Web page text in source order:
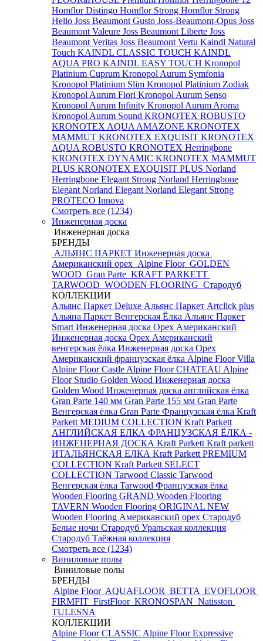
Homflor Distingo Homflor Strong Homflor Strong
Helio Joss Beaumont Gusto Joss-Beaumont-Opus Joss
Beaumont Valeure Joss Beaumont Liberte Joss
Beaumont Veritas Joss Beaumont Vertu Kaindl Natural
Touch KAINDL CLASSIC TOUCH KAINDL
AQUA PRO KAINDL EASY TOUCH Kronopol
Platinium Cuprum Kronopol Aurum Symfonia
Kronopol Platinium Slim Kronopol Platinium Zodiak
Kronopol Aurum Fiori Kronopol Aurum Senso
Kronopol Aurum Infinity Kronopol Aurum Aroma
Kronopol Aurum Sound KRONOTEX ROBUSTO
KRONOTEX AQUA AMAZONE KRONOTEX
MAMMUT KRONOTEX EXQUISIT KRONOTEX
AQUA ROBUSTO KRONOTEX Herringbone
KRONOTEX DYNAMIC KRONOTEX MAMMUT
PLUS KRONOTEX EXQUISIT PLUS Norland
Herringbone Elegant Strong Norland Herringbone
Elegant Norland Elegant Norland Elegant Strong
PROTECO Innova
Смотреть все (1234)
Инженерная доска
Инженерная доска
БРЕНДЫ
АЛЬЯНС ПАРКЕТ Инженерная доска
Американский орех Alpine Floor GOLDEN
WOOD Gran Parte KRAFT PARKETT
TARWOOD WOODEN FLOORING Стародуб
КОЛЛЕКЦИИ
Альянс Паркет Deluxe Альянс Паркет Artclick plus
Альяна Паркет Венгерская Ёлка Альянс Паркет
Smart Инженерная доска Орех Американский
Инженерная доска Орех Американский
венгерская ёлка Инженерная доска Орех
Американский французская ёлка Alpine Floor Villa
Alpine Floor Castle Alpine Floor CHATEAU Alpine
Floor Studio Golden Wood Инженерная доска
Golden Wood Инженерная доска английская ёлка
Gran Parte 140 мм Gran Parte 155 мм Gran Parte
Венгерская ёлка Gran Parte Французская ёлка Kraft
Parkett MEDIUM COLLECTION Kraft Parkett
АНГЛИЙСКАЯ ЕЛКА ФРАНЦУЗСКАЯ ЁЛКА -
ИНЖЕНЕРНАЯ ДОСКА Kraft Parkett Kraft parkett
ИТАЛЬЯНСКАЯ ЕЛКА Kraft Parkett PREMIUM
COLLECTION Kraft Parkett SELECT
COLLECTION Tarwood Classic Tarwood
Венгерская ёлка Tarwood Французская ёлка
Wooden Flooring GRAND Wooden Flooring
TAVERN Wooden Flooring ORIGINAL NEW
Wooden Flooring Американский орех Стародуб
Белые ночи Стародуб Уральская коллекция
Стародуб Таёжная коллекция
Смотреть все (1234)
Виниловые полы
Виниловые полы
БРЕНДЫ
Alpine Floor AQUAFLOOR BETTA EVOFLOOR
FIRMFIT FirstFloor KRONOSPAN Natisston
TULESNA
КОЛЛЕКЦИИ
Alpine Floor CLASSIC Alpine Floor Expressive